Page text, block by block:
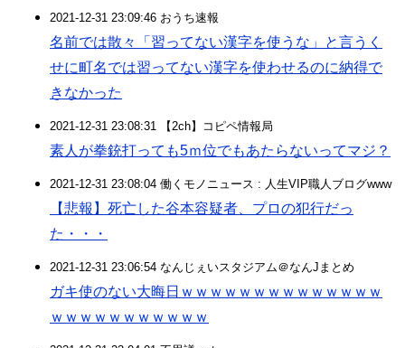
2021-12-31 23:09:46 おうち速報
名前では散々「習ってない漢字を使うな」と言うく
せに町名では習ってない漢字を使わせるのに納得で
きなかった
2021-12-31 23:08:31 【2ch】コピペ情報局
素人が拳銃打っても5ｍ位でもあたらないってマジ？
2021-12-31 23:08:04 働くモノニュース : 人生VIP職人ブログwww
【悲報】死亡した谷本容疑者、プロの犯行だっ
た・・・
2021-12-31 23:06:54 なんじぇいスタジアム＠なんJまとめ
ガキ使のない大晦日ｗｗｗｗｗｗｗｗｗｗｗｗｗｗ
ｗｗｗｗｗｗｗｗｗｗｗ